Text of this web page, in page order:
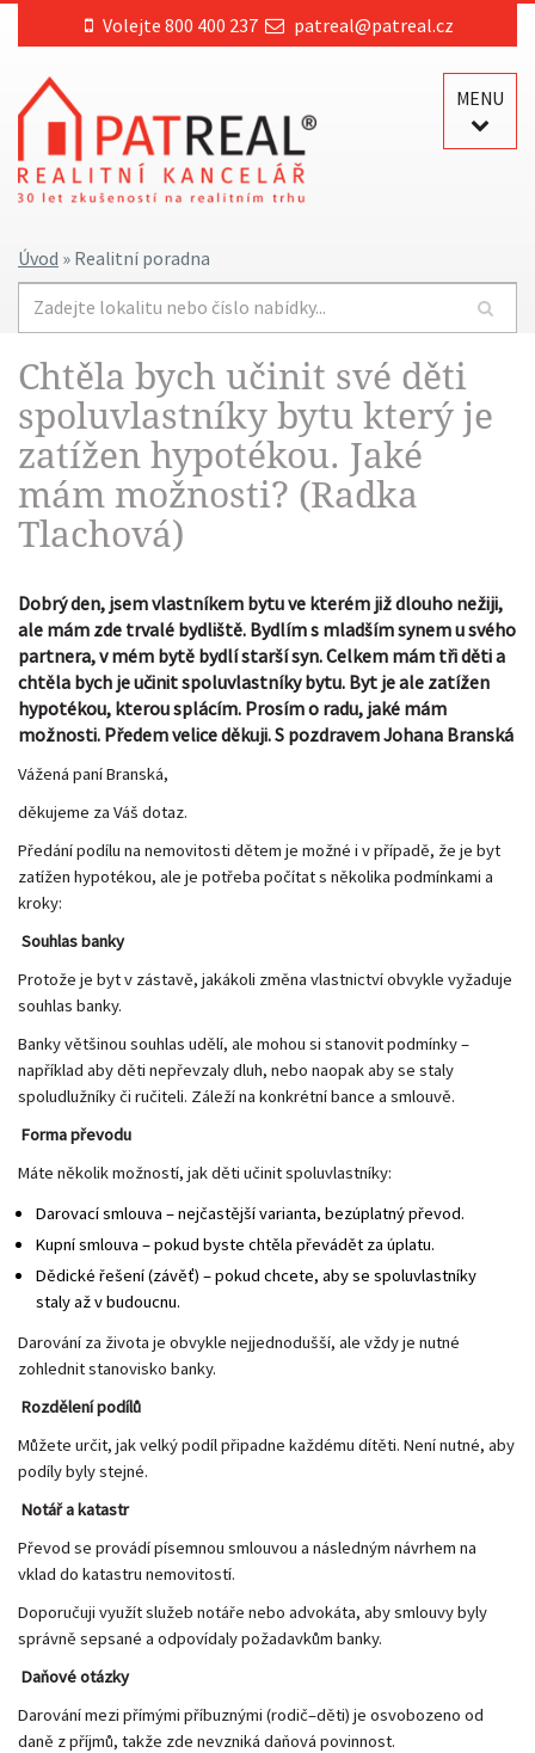
Volejte 800 400 237 patreal@patreal.cz
MENU
Úvod » Realitní poradna
Chtěla bych učinit své děti
spoluvlastníky bytu který je
zatížen hypotékou. Jaké
mám možnosti? (Radka
Tlachová)
Dobrý den, jsem vlastníkem bytu ve kterém již dlouho nežiji,
ale mám zde trvalé bydliště. Bydlím s mladším synem u svého
partnera, v mém bytě bydlí starší syn. Celkem mám tři děti a
chtěla bych je učinit spoluvlastníky bytu. Byt je ale zatížen
hypotékou, kterou splácím. Prosím o radu, jaké mám
možnosti. Předem velice děkuji. S pozdravem Johana Branská
Vážená paní Branská,
děkujeme za Váš dotaz.
Předání podílu na nemovitosti dětem je možné i v případě, že je byt
zatížen hypotékou, ale je potřeba počítat s několika podmínkami a
kroky:
Souhlas banky
Protože je byt v zástavě, jakákoli změna vlastnictví obvykle vyžaduje
souhlas banky.
Banky většinou souhlas udělí, ale mohou si stanovit podmínky –
například aby děti nepřevzaly dluh, nebo naopak aby se staly
spoludlužníky či ručiteli. Záleží na konkrétní bance a smlouvě.
Forma převodu
Máte několik možností, jak děti učinit spoluvlastníky:
Darovací smlouva – nejčastější varianta, bezúplatný převod.
Kupní smlouva – pokud byste chtěla převádět za úplatu.
Dědické řešení (závěť) – pokud chcete, aby se spoluvlastníky
staly až v budoucnu.
Darování za života je obvykle nejjednodušší, ale vždy je nutné
zohlednit stanovisko banky.
Rozdělení podílů
Můžete určit, jak velký podíl připadne každému dítěti. Není nutné, aby
podíly byly stejné.
Notář a katastr
Převod se provádí písemnou smlouvou a následným návrhem na
vklad do katastru nemovitostí.
Doporučuji využít služeb notáře nebo advokáta, aby smlouvy byly
správně sepsané a odpovídaly požadavkům banky.
Daňové otázky
Darování mezi přímými příbuznými (rodič–děti) je osvobozeno od
daně z příjmů, takže zde nevzniká daňová povinnost.